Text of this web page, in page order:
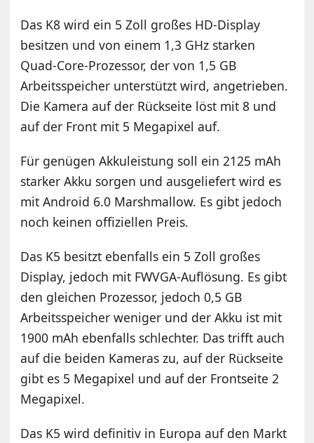
Das K8 wird ein 5 Zoll großes HD-Display
besitzen und von einem 1,3 GHz starken
Quad-Core-Prozessor, der von 1,5 GB
Arbeitsspeicher unterstützt wird, angetrieben.
Die Kamera auf der Rückseite löst mit 8 und
auf der Front mit 5 Megapixel auf.
Für genügen Akkuleistung soll ein 2125 mAh
starker Akku sorgen und ausgeliefert wird es
mit Android 6.0 Marshmallow. Es gibt jedoch
noch keinen offiziellen Preis.
Das K5 besitzt ebenfalls ein 5 Zoll großes
Display, jedoch mit FWVGA-Auflösung. Es gibt
den gleichen Prozessor, jedoch 0,5 GB
Arbeitsspeicher weniger und der Akku ist mit
1900 mAh ebenfalls schlechter. Das trifft auch
auf die beiden Kameras zu, auf der Rückseite
gibt es 5 Megapixel und auf der Frontseite 2
Megapixel.
Das K5 wird definitiv in Europa auf den Markt